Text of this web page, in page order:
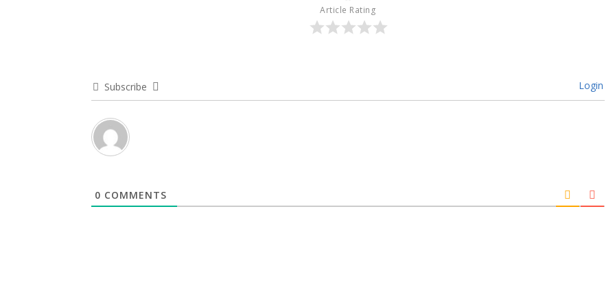
Article Rating
Subscribe Login
0 COMMENTS